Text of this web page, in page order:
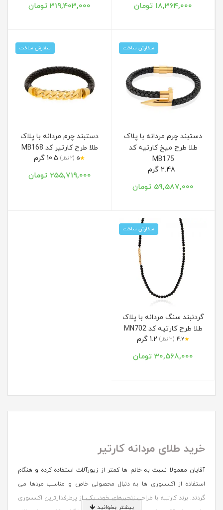
18,364,000 تومان 319,403,000 تومان
سفارش ساخت
دستبند چرم مردانه با پلاک
طلا طرح میخ کارتیه کد
MB175
59,587,000 تومان
سفارش ساخت
دستبند چرم مردانه با پلاک
طلا طرح کارتیر کد MB168
★
5 (2 نظر)
255,719,000 تومان
سفارش ساخت
گردنبند سنگ مردانه با پلاک
طلا طرح کارتیه کد MN702
★
4.7 (3 نظر)
30,568,000 تومان
خرید طلای مردانه کارتیر
آقایان معمولا نسبت به خانم ها کمتر از زیورآلات استفاده کرده و هنگام
استفاده از اکسسوری ها به دنبال محصولی خاص و مناسب مردها می
گردند. برند کارتیه با طراحی زنجیرهای خود، یکی از پرطرفدارترین اکسسوری
بیشتر بخوانید